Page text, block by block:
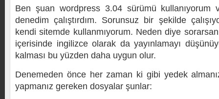
Ben şuan wordpress 3.04 sürümü kullanıyorum
denedim çalıştırdım. Sorunsuz bir şekilde
kendi sitemde kullanmıyorum. Neden diye
içerisinde ingilizce olarak da yayınlamayı
kalması bu yüzden daha uygun olur.
Denemeden önce her zaman ki gibi yedek
yapmanız gereken dosyalar şunlar: